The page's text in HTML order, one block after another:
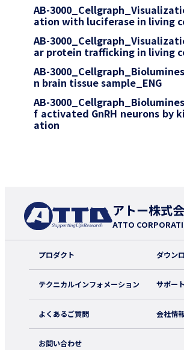
AB-
ation with luciferase in living
AB-
ar protein trafficking in living
AB-
n brain tissue sample_ENG
AB-
f activated GnRH neurons by
ation
アトー株式
ATTO
プロダクト ダウン
テクニカルインフォメーション サポート
よくあるご質問 会社情
お問い合わせ